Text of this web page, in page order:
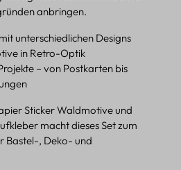
anbringen.
unterschiedlichen Designs
in Retro-Optik
– von Postkarten bis
Sticker Waldmotive und
macht dieses Set zum
Bastel-, Deko- und